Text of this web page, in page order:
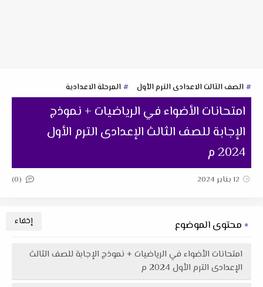
الصف الثالث الاعدادى الترم الأول المرحلة الاعدادية
امتحانات الأضواء في الرياضيات + نموذج
الإجابة للصف الثالث الإعدادى الترم الأول
2024 م
12 يناير 2024 (0)
محتوى الموضوع
امتحانات الأضواء في الرياضيات + نموذج الإجابة للصف الثالث
الإعدادى الترم الأول 2024 م